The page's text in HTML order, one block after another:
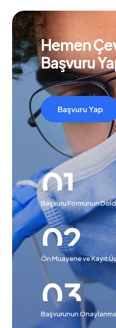
Hemen
Başvuru
Başvuru Yap
Başvuru Formunun
Ön Muayene ve Kayıt
Başvurunun